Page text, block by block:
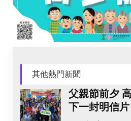
其他熱門新聞
父親節前夕
下一封明信